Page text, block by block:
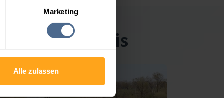
Marketing
Alle zulassen
im Innkreis